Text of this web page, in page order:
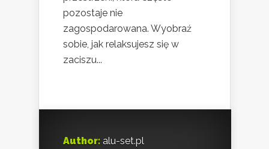
pozostaje nie
zagospodarowana. Wyobraź
sobie, jak relaksujesz się w
zaciszu...
Author: alu-set.pl